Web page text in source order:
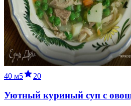
40 м5 20
Уютный куриный суп с